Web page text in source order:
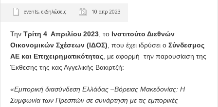
events, εκδηλώσεις 10 απρ 2023
Την Τρίτη 4 Απριλίου 2023 , το Ινστιτούτο Διεθνών
Οικονομικών Σχέσεων (ΙΔΟΣ) , που έχει ιδρύσει ο Σύνδεσμος
ΑΕ και Επιχειρηματικότητας , με αφορμή την παρουσίαση της
Έκθεσης της κας Αγγελικής Βακιρτζή:
«Εμπορική διασύνδεση Ελλάδας –Βόρειας Μακεδονίας: Η
Συμφωνία των Πρεσπών σε συνάρτηση με τις εμπορικές